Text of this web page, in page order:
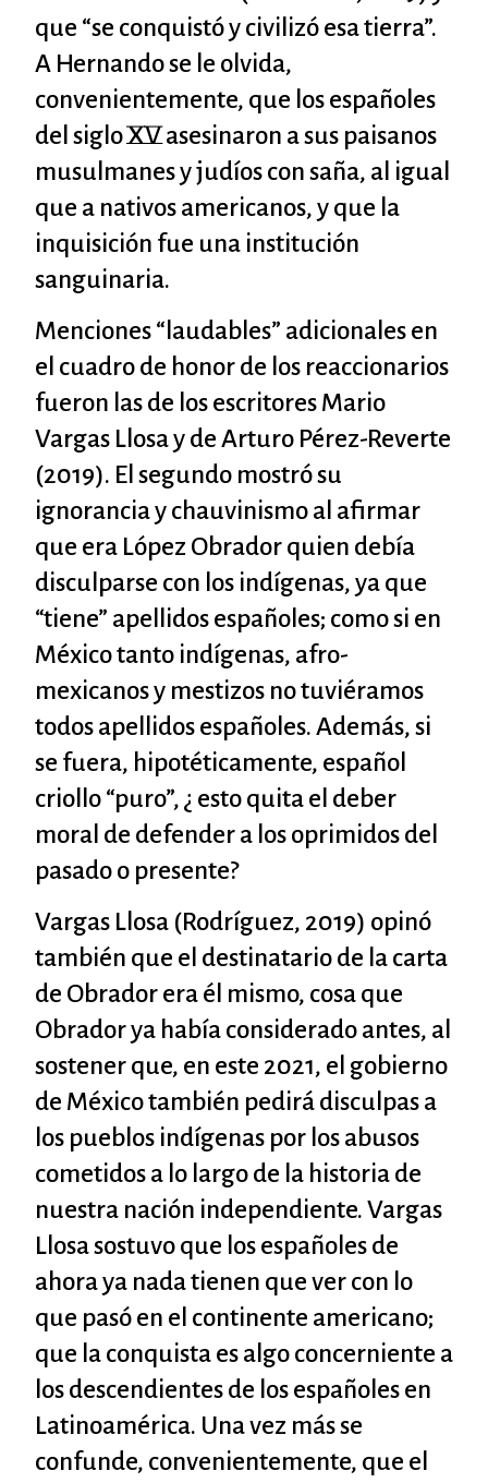
que “se conquistó y civilizó esa tierra”.
A Hernando se le olvida,
convenientemente, que los españoles
del siglo XV asesinaron a sus paisanos
musulmanes y judíos con saña, al igual
que a nativos americanos, y que la
inquisición fue una institución
sanguinaria.
Menciones “laudables” adicionales en
el cuadro de honor de los reaccionarios
fueron las de los escritores Mario
Vargas Llosa y de Arturo Pérez-Reverte
(2019). El segundo mostró su
ignorancia y chauvinismo al afirmar
que era López Obrador quien debía
disculparse con los indígenas, ya que
“tiene” apellidos españoles; como si en
México tanto indígenas, afro-
mexicanos y mestizos no tuviéramos
todos apellidos españoles. Además, si
se fuera, hipotéticamente, español
criollo “puro”, ¿ esto quita el deber
moral de defender a los oprimidos del
pasado o presente?
Vargas Llosa (Rodríguez, 2019) opinó
también que el destinatario de la carta
de Obrador era él mismo, cosa que
Obrador ya había considerado antes, al
sostener que, en este 2021, el gobierno
de México también pedirá disculpas a
los pueblos indígenas por los abusos
cometidos a lo largo de la historia de
nuestra nación independiente. Vargas
Llosa sostuvo que los españoles de
ahora ya nada tienen que ver con lo
que pasó en el continente americano;
que la conquista es algo concerniente a
los descendientes de los españoles en
Latinoamérica. Una vez más se
confunde, convenientemente, que el